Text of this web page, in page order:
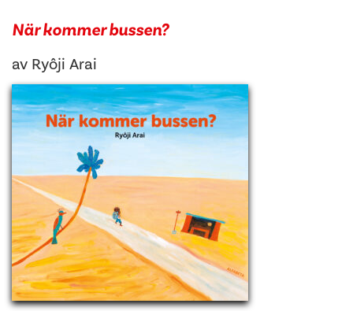
När kommer bussen?
av Ryôji Arai